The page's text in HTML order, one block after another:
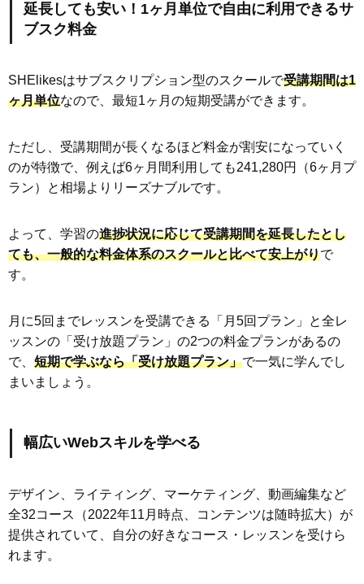
延長しても安い！1ヶ月単位で自由に利用できるサ
ブスク料金
SHElikesはサブスクリプション型のスクールで受講期間は1
ヶ月単位なので、最短1ヶ月の短期受講ができます。
ただし、受講期間が長くなるほど料金が割安になっていく
のが特徴で、例えば6ヶ月間利用しても241,280円（6ヶ月プ
ラン）と相場よりリーズナブルです。
よって、学習の進捗状況に応じて受講期間を延長したとし
ても、一般的な料金体系のスクールと比べて安上がりで
す。
月に5回までレッスンを受講できる「月5回プラン」と全レ
ッスンの「受け放題プラン」の2つの料金プランがあるの
で、 短期で学ぶなら「受け放題プラン」で一気に学んでし
まいましょう。
幅広いWebスキルを学べる
デザイン、ライティング、マーケティング、動画編集など
全32コース（2022年11月時点、コンテンツは随時拡大）が
提供されていて、自分の好きなコース・レッスンを受けら
れます。